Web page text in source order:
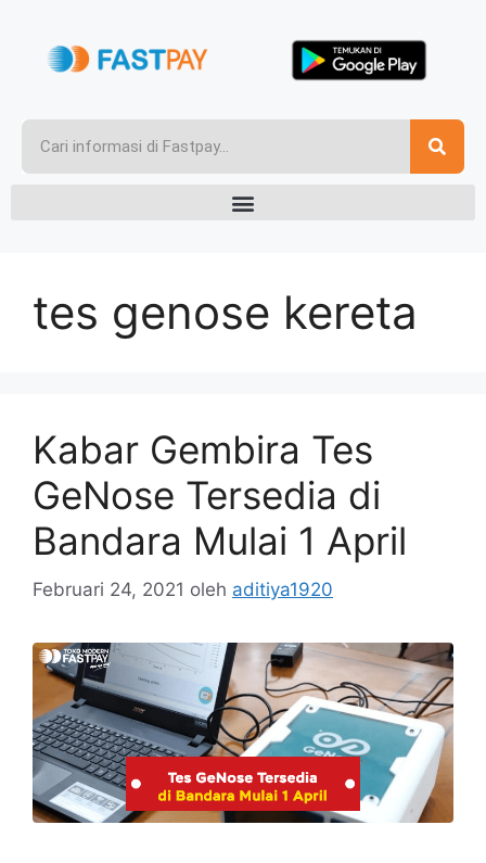
tes genose kereta
Kabar Gembira Tes
GeNose Tersedia di
Bandara Mulai 1 April
Februari 24, 2021 oleh aditiya1920